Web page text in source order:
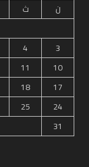
ن
ث
3
4
10
11
17
18
24
25
31